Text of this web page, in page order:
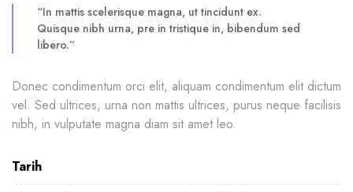
“In mattis scelerisque magna, ut tincidunt ex.
Quisque nibh urna, pre in tristique in, bibendum sed
libero.”
Donec condimentum orci elit, aliquam condimentum elit dictum
vel. Sed ultrices, urna non mattis ultrices, purus neque facilisis
nibh, in vulputate magna diam sit amet leo.
Tarih